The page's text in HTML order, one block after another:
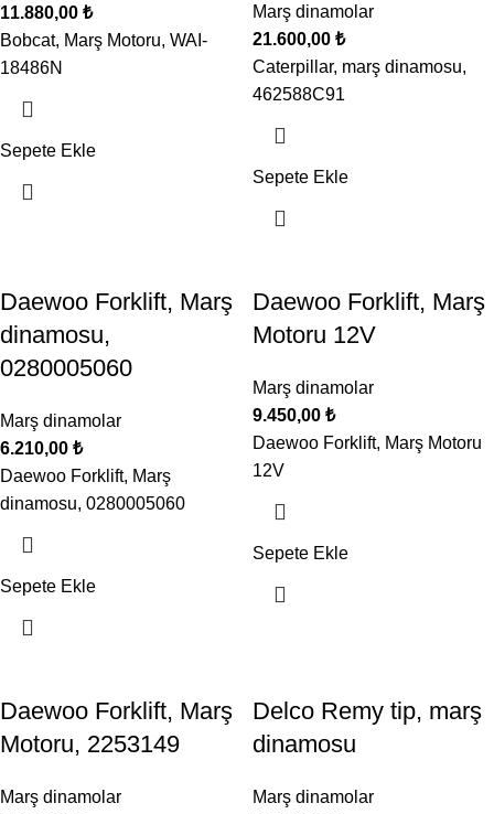
11.880,00 ₺
Bobcat, Marş Motoru, WAI-
18486N
Sepete Ekle
Marş dinamolar
21.600,00 ₺
Caterpillar, marş dinamosu,
462588C91
Sepete Ekle
Daewoo Forklift, Marş
dinamosu,
0280005060
Marş dinamolar
6.210,00 ₺
Daewoo Forklift, Marş
dinamosu, 0280005060
Sepete Ekle
Daewoo Forklift, Marş
Motoru 12V
Marş dinamolar
9.450,00 ₺
Daewoo Forklift, Marş Motoru
12V
Sepete Ekle
Daewoo Forklift, Marş
Motoru, 2253149
Marş dinamolar
Delco Remy tip, marş
dinamosu
Marş dinamolar